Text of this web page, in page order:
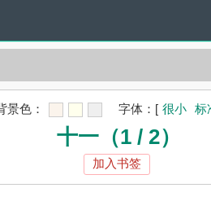
景色： 字体： [ 很小 标
十一（1 / 2）
加入书签